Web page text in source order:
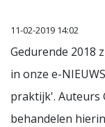
11-02-2019 14:02
Gedurende 2018
in onze e-
praktijk'. Auteurs
behandelen